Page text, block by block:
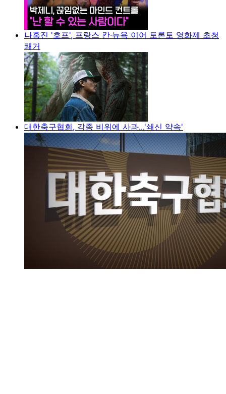
나홍진 '호프', 프랑스 칸·뉴욕 이어 토론토 영화제 초청
쾌거
대한축구협회, 각종 비위에 사과...'쇄신 약속'